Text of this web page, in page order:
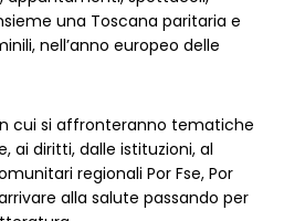
una Toscana paritaria e
nell’anno europeo delle
cui si affronteranno tematiche
ai diritti, dalle istituzioni, al
regionali Por Fse, Por
alla salute passando per